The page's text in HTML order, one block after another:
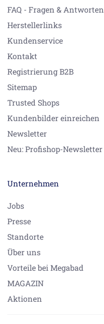
FAQ - Fragen & Antworten
Herstellerlinks
Kundenservice
Kontakt
Registrierung B2B
Sitemap
Trusted Shops
Kundenbilder einreichen
Newsletter
Neu: Profishop-Newsletter
Unternehmen
Jobs
Presse
Standorte
Über uns
Vorteile bei Megabad
MAGAZIN
Aktionen